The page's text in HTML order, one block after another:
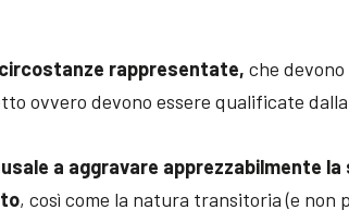
rappresentate, che
ovvero devono essere qualificate
a aggravare apprezzabilmente
, così come la natura transitoria (e non